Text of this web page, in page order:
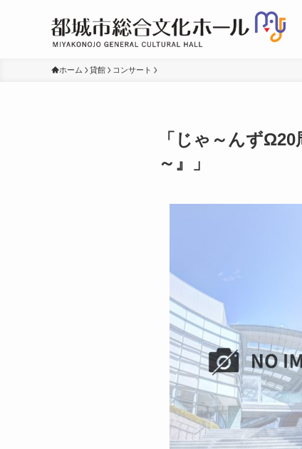
ホーム 貸館 コンサート
「じゃ～んず
～』」